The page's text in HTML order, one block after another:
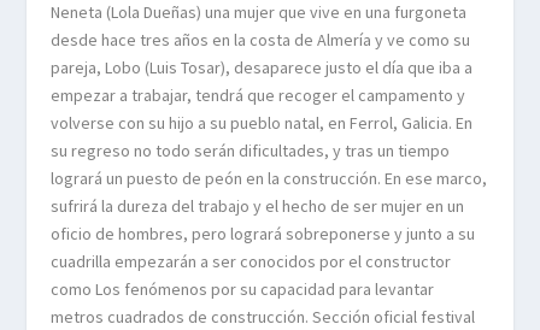
Neneta (Lola Dueñas) una mujer que vive en una furgoneta
desde hace tres años en la costa de Almería y ve como su
pareja, Lobo (Luis Tosar), desaparece justo el día que iba a
empezar a trabajar, tendrá que recoger el campamento y
volverse con su hijo a su pueblo natal, en Ferrol, Galicia. En
su regreso no todo serán dificultades, y tras un tiempo
logrará un puesto de peón en la construcción. En ese marco,
sufrirá la dureza del trabajo y el hecho de ser mujer en un
oficio de hombres, pero logrará sobreponerse y junto a su
cuadrilla empezarán a ser conocidos por el constructor
como Los fenómenos por su capacidad para levantar
metros cuadrados de construcción. Sección oficial festival